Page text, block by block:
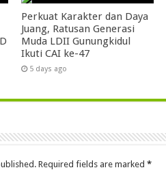
Perkuat Karakter dan Daya
Juang, Ratusan Generasi
Muda LDII Gunungkidul
Ikuti CAI ke-47
5 days ago
Required fields are marked *